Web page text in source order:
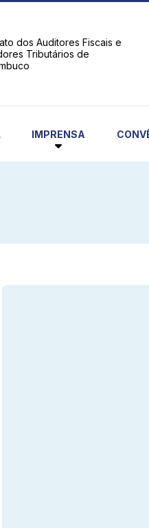
dos Auditores Fiscais e
Tributários de
IMPRENSA